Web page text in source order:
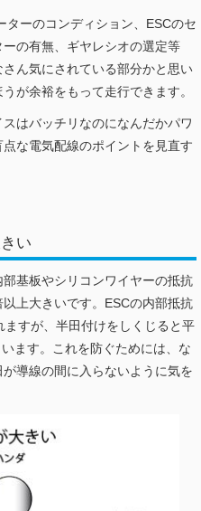
ターのコンディション、ESCのセ
の有無、ギヤレシオの選定等
ん気にされている部分かと思い
が余裕をもって走行できます。
はバッチリなのになんだかパワ
な電気配線のポイントを見直す
い
基板やシリコンワイヤーの抵抗
上大きいです。ESCの内部抵抗
すが、半田付けをしくじると平
ます。これを防ぐためには、な
導線の間に入らないように気を